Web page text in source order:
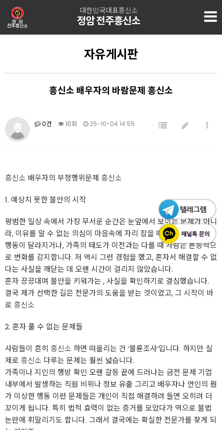
대한민국대표흥신소
정암 전주흥신소
자유게시판
흥신소 배우자의 바람문제 흥신소
0건 10회 25-10-04 14:55
흥신소 배우자의 부정행위문제 흥신소
1. 예상치 못한 불안의 시작
평범한 일상 속에서 가장 무서운 순간은 눈앞에서 보이는 문제가 아니
라, 이유를 알 수 없는 의심이 마음속에 자리 잡을 때입니다. 배우자의
행동이 달라지거나, 가족의 태도가 이전과는 다를 때 사람은 본능적으
로 변화를 감지합니다. 저 역시 그런 경험을 했고, 혼자서 해결할 수 없
다는 사실을 깨닫는 데 오랜 시간이 걸리지 않았습니다.
혼자 끙끙대며 불안을 키워가는 , 사실을 확인하기로 결심했습니다.
결국 제가 선택한 길은 전문가의 도움을 받는 것이었고, 그 시작이 바
로 흥신소
2. 혼자 풀 수 없는 문제들
사람들이 흔히 흥신소 하면 떠올리는 건 ‘불륜조사’입니다. 하지만 실
제로 흥신소 다루는 문제는 훨씬 넓습니다.
가족이나 지인의 행방 확인 오랜 갈등 끝에 드러나는 금전 문제 기업
내부에서 발생하는 직원 비위나 정보 유출 그리고 배우자나 연인의 뭔
가 이상한 행동 이런 문제들은 개인이 직접 해결하려 들면 오히려 더
꼬이게 됩니다. 특히 법적 효력이 없는 증거를 모았다가 역으로 불법
논란에 휘말리기도 합니다. 그래서 결국에는 확실한 전문가를 찾게 되